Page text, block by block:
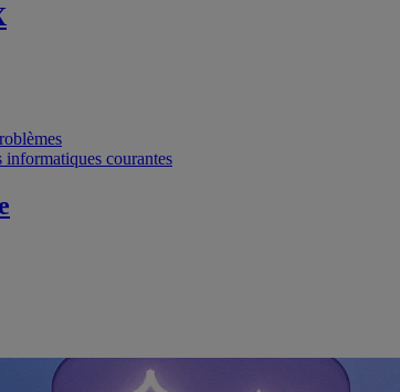
informatiques courantes